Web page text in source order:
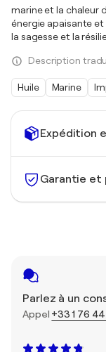
Expédition
Garantie et
Parlez à un
Appel +33 1 76
marine et la chaleur
énergie apaisante
la sagesse et la
Description
Huile Marine